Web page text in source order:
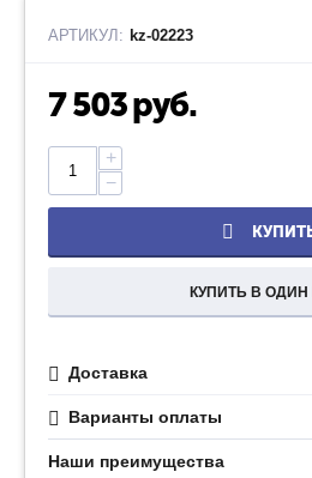
АРТИКУЛ: kz-02223
7 503руб.
+
−
КУПИТЬ В ОДИН
Доставка
Варианты оплаты
Наши преимущества